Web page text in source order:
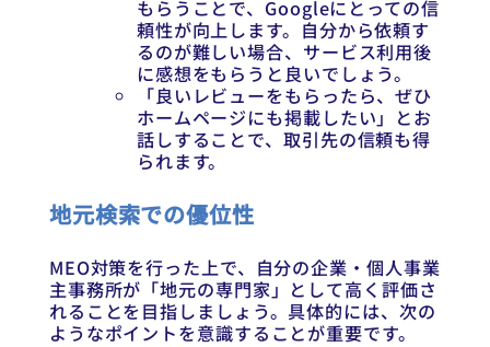
もらうことで、Googleにとっての信
頼性が向上します。自分から依頼す
るのが難しい場合、サービス利用後
に感想をもらうと良いでしょう。
「良いレビューをもらったら、ぜひ
ホームページにも掲載したい」とお
話しすることで、取引先の信頼も得
られます。
地元検索での優位性
MEO対策を行った上で、自分の企業・個人事業
主事務所が「地元の専門家」として高く評価さ
れることを目指しましょう。具体的には、次の
ようなポイントを意識することが重要です。